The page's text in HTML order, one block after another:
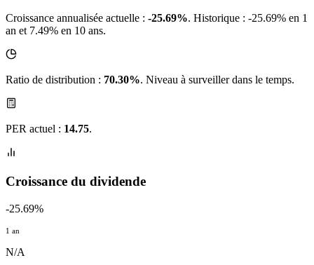
Croissance annualisée actuelle : -25.69%. Historique : -25.69% en 1
an et 7.49% en 10 ans.
Ratio de distribution : 70.30%. Niveau à surveiller dans le temps.
PER actuel : 14.75.
Croissance du dividende
-25.69%
1 an
N/A